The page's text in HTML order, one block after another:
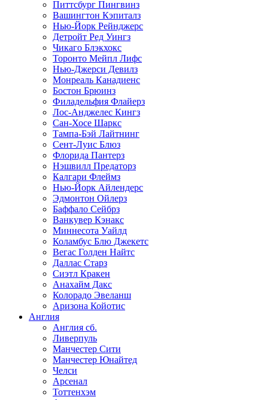
Питтсбург Пингвинз
Вашингтон Кэпиталз
Нью-Йорк Рейнджерс
Детройт Ред Уингз
Чикаго Блэкхокс
Торонто Мейпл Лифс
Нью-Джерси Девилз
Монреаль Канадиенс
Бостон Брюинз
Филадельфия Флайерз
Лос-Анджелес Кингз
Сан-Хосе Шаркс
Тампа-Бэй Лайтнинг
Сент-Луис Блюз
Флорида Пантерз
Нэшвилл Предаторз
Калгари Флеймз
Нью-Йорк Айлендерс
Эдмонтон Ойлерз
Баффало Сейбрз
Ванкувер Кэнакс
Миннесота Уайлд
Коламбус Блю Джекетс
Вегас Голден Найтс
Даллас Старз
Сиэтл Кракен
Анахайм Дакс
Колорадо Эвеланш
Аризона Койотис
Англия
Англия сб.
Ливерпуль
Манчестер Сити
Манчестер Юнайтед
Челси
Арсенал
Тоттенхэм